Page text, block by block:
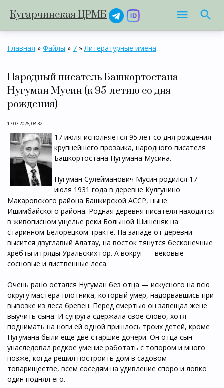
Кугарчинская ЦРМБ
Главная » Файлы » 7 »Литературные имена
Народный писатель Башкортостана
Нугуман Мусин (к 95-летию со дня
рождения)
17.07.2026, 08:32
17 июля исполняется 95 лет со дня рождения
крупнейшего прозаика, народного писателя
Башкортостана Нугумана Мусина.
Нугуман Сулейманович Мусин родился 17
июля 1931 года в деревне Кулгунино
Макаровского района Башкирской АССР, ныне
Ишимбайского района. Родная деревня писателя находится
в живописном ущелье реки Большой Шишеняк на
старинном Белорецком тракте. На западе от деревни
высится двуглавый Алатау, на восток тянутся бесконечные
хребты и гряды Уральских гор. А вокруг — вековые
сосновые и лиственные леса.
Очень рано остался Нугуман без отца — искусного на всю
округу мастера-плотника, который умер, надорвавшись при
вывозке из леса бревен. Перед смертью он завещал жене
выучить сына. И супруга сдержала свое слово, хотя
поднимать на ноги ей одной пришлось троих детей, кроме
Нугумана были еще две старшие дочери. Он отца сын
унаследовал редкое умение работать с топором и много
позже, когда решил построить дом в садовом
товариществе, всем соседям на удивление споро и ловко
один поднял его.